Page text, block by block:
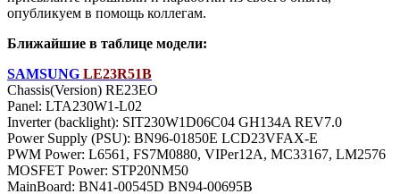
опубликуем в помощь коллегам.
Ближайшие в таблице модели:
SAMSUNG LE23R51B
Chassis(Version) RE23EO
Panel: LTA230W1-L02
Inverter (backlight): SIT230W1D06C04 GH134A REV7.0
Power Supply (PSU): BN96-01850E LCD23VFAX-E
PWM Power: L6561, FS7M0880, VIPer12A, MC33167, LM2576
MOSFET Power: STP20NM50
MainBoard: BN41-00545D BN94-00695B